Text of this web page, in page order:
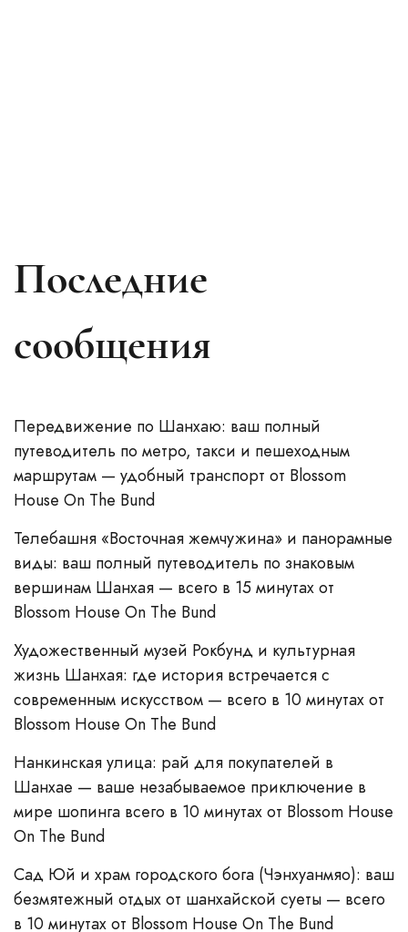
Последние
сообщения
Передвижение по Шанхаю: ваш полный
путеводитель по метро, такси и пешеходным
маршрутам — удобный транспорт от Blossom
House On The Bund
Телебашня «Восточная жемчужина» и панорамные
виды: ваш полный путеводитель по знаковым
вершинам Шанхая — всего в 15 минутах от
Blossom House On The Bund
Художественный музей Рокбунд и культурная
жизнь Шанхая: где история встречается с
современным искусством — всего в 10 минутах от
Blossom House On The Bund
Нанкинская улица: рай для покупателей в
Шанхае — ваше незабываемое приключение в
мире шопинга всего в 10 минутах от Blossom House
On The Bund
Сад Юй и храм городского бога (Чэнхуанмяо): ваш
безмятежный отдых от шанхайской суеты — всего
в 10 минутах от Blossom House On The Bund
Korean
Japanese
German
French